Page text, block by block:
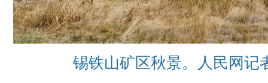
锡铁山矿区秋景。人民网记